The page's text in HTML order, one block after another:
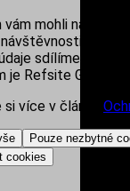
mohli
sdílíme s
je Refsite Group
více v článku
Pouze nezbytné
cookies